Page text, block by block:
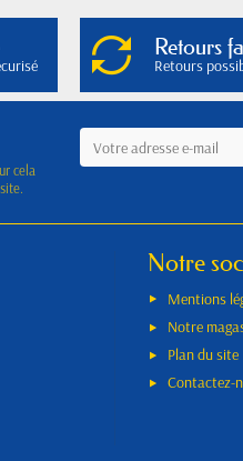
Retours
Retours
cela
Notre
Mentions
Notre
Plan du site
Contactez-